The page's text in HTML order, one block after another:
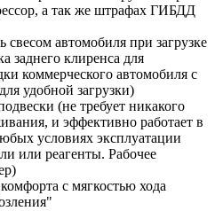
а так же штрафах ГИБДД
свесом автомобиля при загрузке
заднего клиренса для
коммерческого автомобиля с
удобной загрузки)
(не требует никакого
и эффективно работает в
условиях эксплуатации
или реагенты. Рабочее
с мягкостью хода